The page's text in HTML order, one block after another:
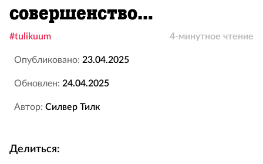
совершенство…
#tulikuum 4-минутное чтение
Опубликовано: 23.04.2025
Обновлен: 24.04.2025
Автор: Силвер Тилк
Делиться: